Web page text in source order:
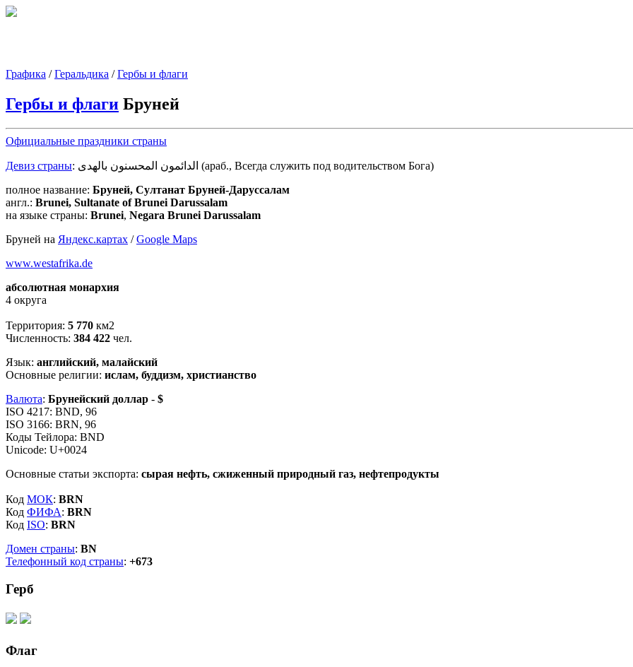
Графика /Геральдика /Гербы и флаги
Гербы и флаги Бруней
Официальные праздники страны
Девиз страны
: الدائمون المحسنون بالهدى (араб., Всегда служить под водительством Бога)
полное название: Бруней, Султанат Бруней-Даруссалам
англ.: Brunei, Sultanate of Brunei Darussalam
на языке страны: Brunei, Negara Brunei Darussalam
Бруней на Яндекс.картах /Google Maps
www.westafrika.de
абсолютная монархия
4 округа
Территория: 5 770 км2
Численность: 384 422 чел.
Язык: английский, малайский
Основные религии: ислам, буддизм, христианство
Валюта: Брунейский доллар - $
ISO 4217: BND, 96
ISO 3166: BRN, 96
Коды Тейлора: BND
Unicode: U+0024
Основные статьи экспорта: сырая нефть, сжиженный природный газ, нефтепродукты
Код МОК: BRN
Код ФИФА: BRN
Код ISO: BRN
Домен страны: BN
Телефонный код страны: +673
Герб
Флаг